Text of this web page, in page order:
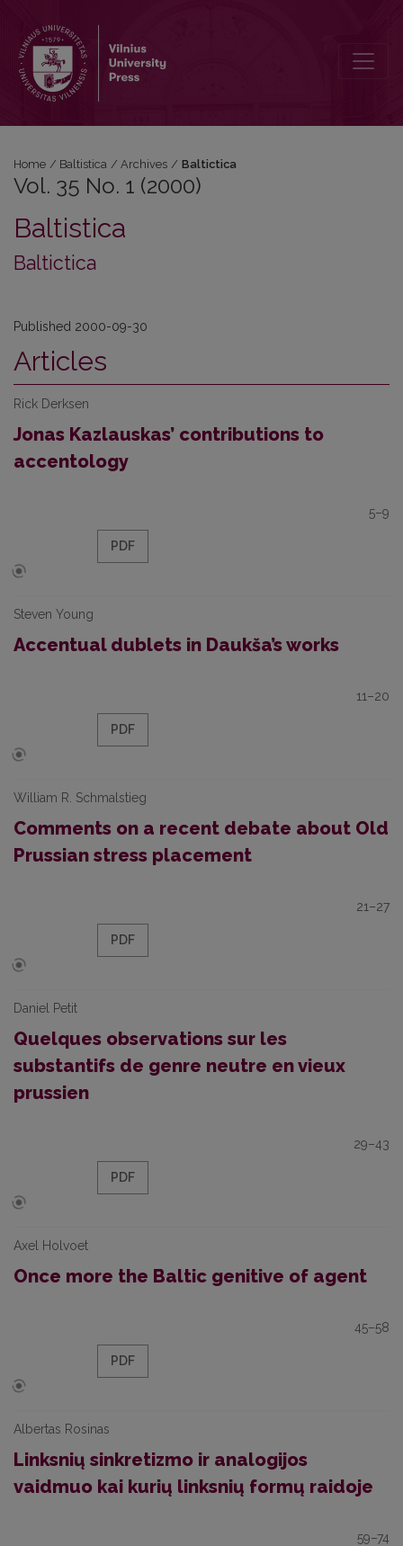
Home / Baltistica / Archives / Baltictica
Vol. 35 No. 1 (2000)
Baltistica
Baltictica
Published 2000-09-30
Articles
Rick Derksen
Jonas Kazlauskas’ contributions to
accentology
5–9
PDF
Steven Young
Accentual dublets in Daukša’s works
11–20
PDF
William R. Schmalstieg
Comments on a recent debate about Old
Prussian stress placement
21–27
PDF
Daniel Petit
Quelques observations sur les
substantifs de genre neutre en vieux
prussien
29–43
PDF
Axel Holvoet
Once more the Baltic genitive of agent
45–58
PDF
Albertas Rosinas
Linksnių sinkretizmo ir analogijos
vaidmuo kai kurių linksnių formų raidoje
59–74